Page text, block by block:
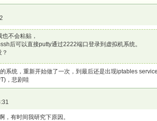
不会粘贴，
后可以直接putty通过2222端口登录到虚拟机系统。
系统，重新开始做了一次，到最后还是出现iptables
，悲剧哇
，有时间我研究下原因。